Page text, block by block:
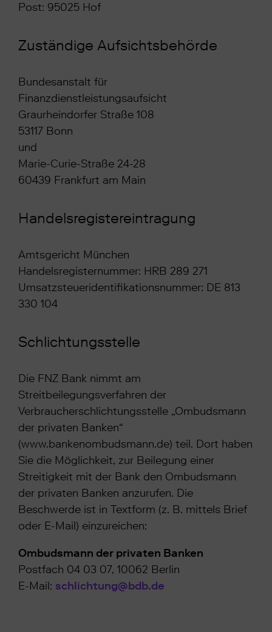
Post: 95025 Hof
Zuständige Aufsichtsbehörde
Bundesanstalt für
Finanzdienstleistungsaufsicht
Graurheindorfer Straße 108
53117 Bonn
und
Marie-Curie-Straße 24-28
60439 Frankfurt am Main
Handelsregistereintragung
Amtsgericht München
Handelsregisternummer: HRB 289 271
Umsatzsteueridentifikationsnummer: DE 813
330 104
Schlichtungsstelle
Die FNZ Bank nimmt am
Streitbeilegungsverfahren der
Verbraucherschlichtungsstelle „Ombudsmann
der privaten Banken“
(www.bankenombudsmann.de) teil. Dort haben
Sie die Möglichkeit, zur Beilegung einer
Streitigkeit mit der Bank den Ombudsmann
der privaten Banken anzurufen. Die
Beschwerde ist in Textform (z. B. mittels Brief
oder E-Mail) einzureichen:
Ombudsmann der privaten Banken
Postfach 04 03 07, 10062 Berlin
E-Mail: schlichtung@bdb.de